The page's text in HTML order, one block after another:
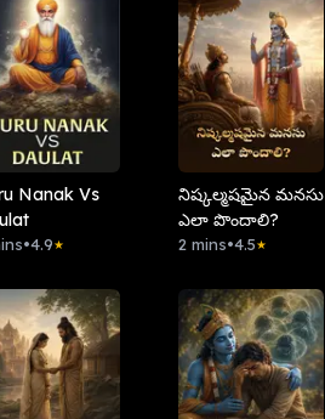
Nanak Vs
•4.9★
నిష్కల్మషమైన మనసు
ఎలా పొందాలి?
2 mins•4.5★